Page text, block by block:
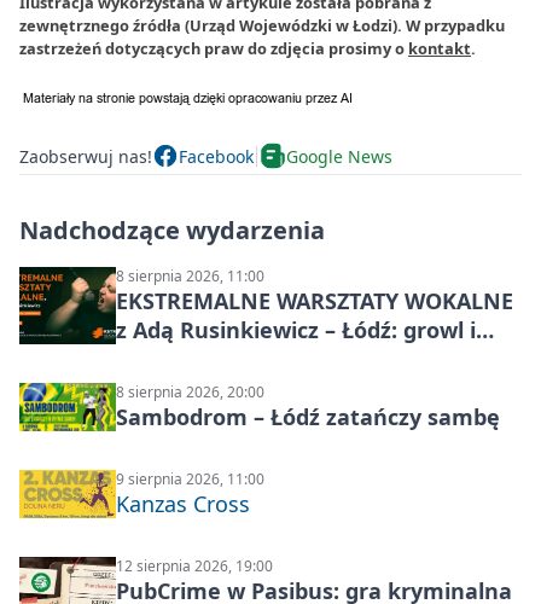
zewnętrznego źródła (Urząd Wojewódzki w Łodzi). W przypadku
zastrzeżeń dotyczących praw do zdjęcia prosimy o kontakt.
Zaobserwuj nas! Facebook Google News
Nadchodzące wydarzenia
8 sierpnia 2026, 11:00
EKSTREMALNE WARSZTATY WOKALNE
z Adą Rusinkiewicz – Łódź: growl i
8 sierpnia 2026, 20:00
Sambodrom – Łódź zatańczy sambę
9 sierpnia 2026, 11:00
Kanzas Cross
12 sierpnia 2026, 19:00
PubCrime w Pasibus: gra kryminalna